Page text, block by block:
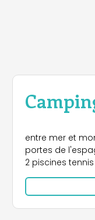
entre mer et
portes de
2 piscines